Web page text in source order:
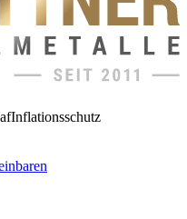
Inflationsschutz